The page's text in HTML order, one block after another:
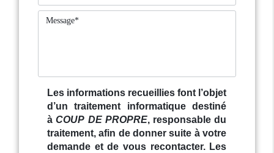
Les informations recueillies font l’objet
d’un traitement informatique destiné
à COUP DE PROPRE, responsable du
traitement, afin de donner suite à votre
demande et de vous recontacter. Les